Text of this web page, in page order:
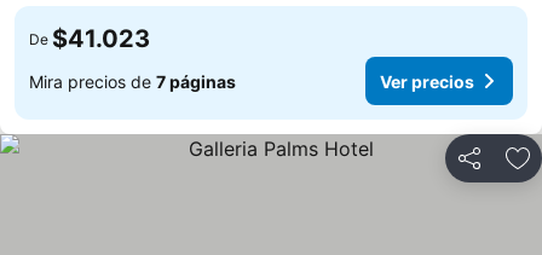
De $41.023
Mira precios de 7 páginas Ver precios
Compartir